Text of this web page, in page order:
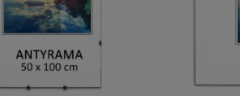
Ramka na zdjęcia 20x30 cm, drewniana